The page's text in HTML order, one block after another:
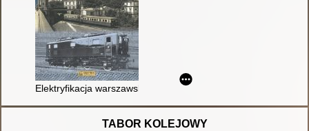
Elektryfikacja warszawskiego węzła kolejowego PKP 1933-
TABOR KOLEJOWY